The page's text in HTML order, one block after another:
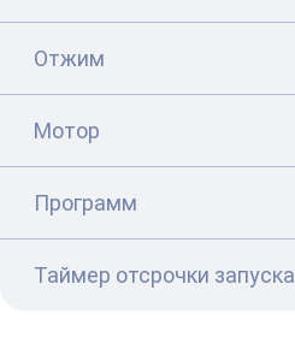
Отжим
Мотор
Программ
Таймер отсрочки запуска